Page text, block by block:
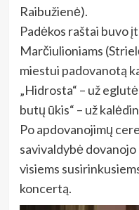
Raibužienė).
Padėkos raštai buvo
Marčiulioniams
miestui padovanotą
„Hidrosta“ – už
butų ūkis“ – už
Po apdovanojimų
savivaldybė
visiems
koncertą.